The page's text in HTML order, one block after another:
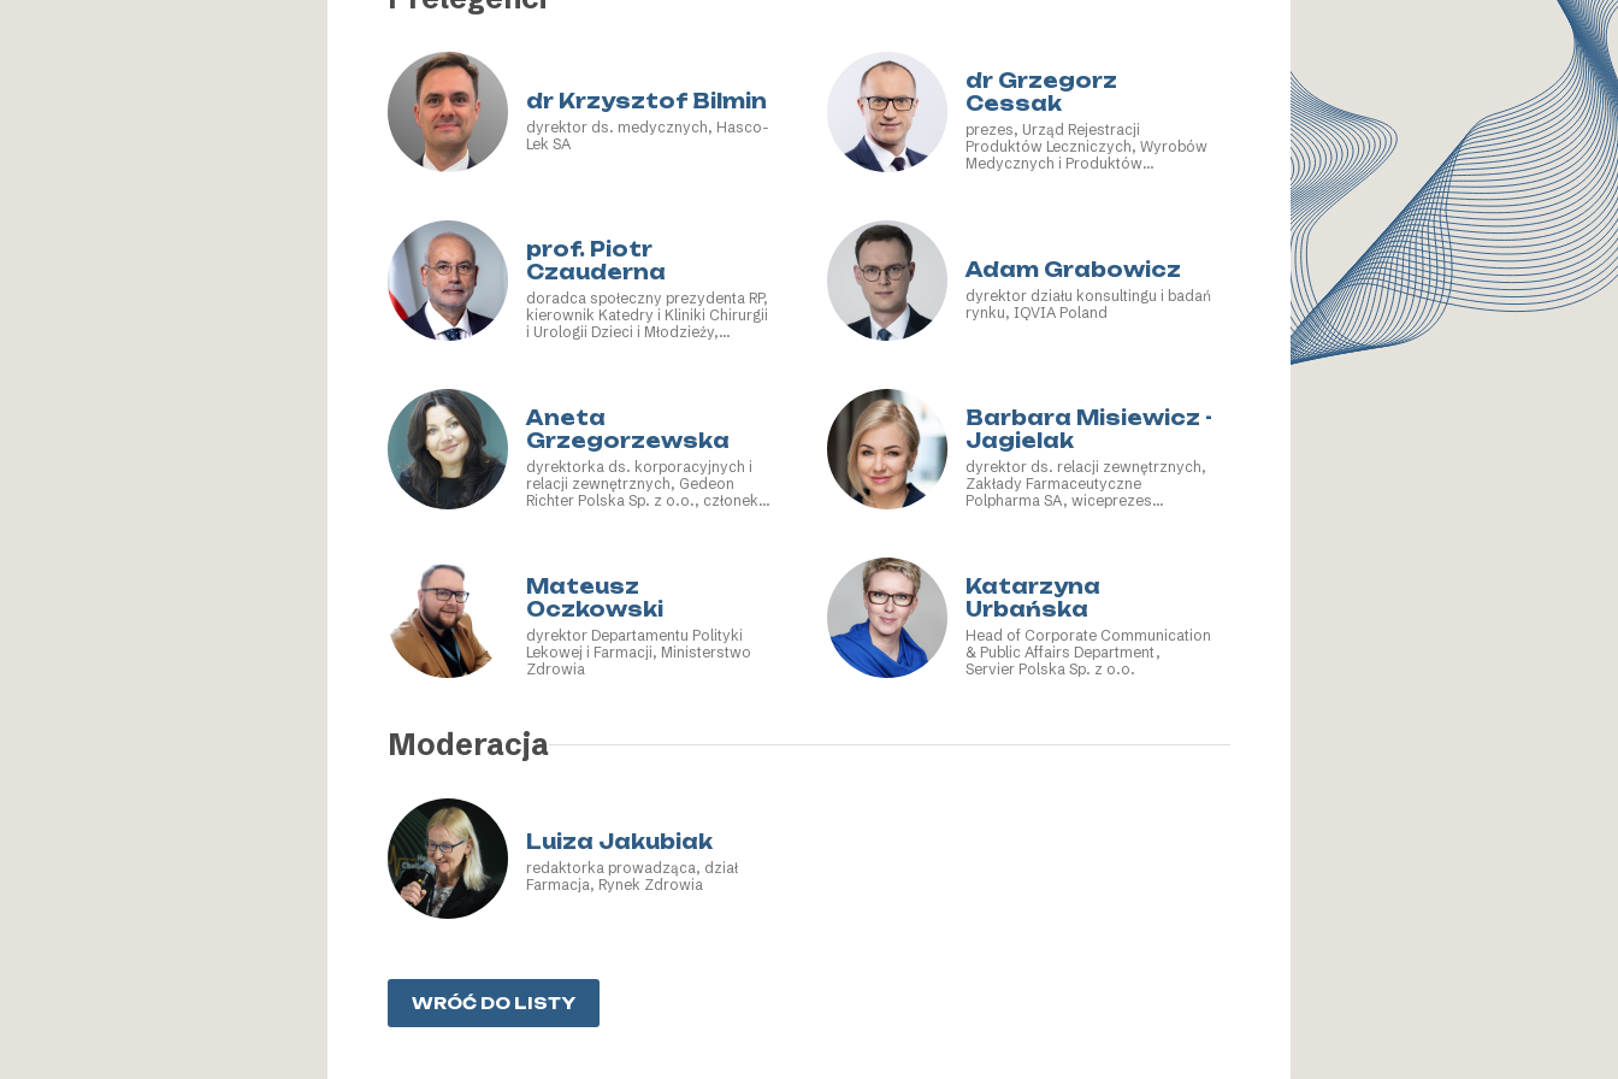
dr Krzysztof Bilmin
dyrektor ds. medycznych, Hasco-
Lek SA
dr Grzegorz
Cessak
prezes, Urząd Rejestracji
Produktów Leczniczych, Wyrobów
Medycznych i Produktów
prof. Piotr
Czauderna
doradca społeczny prezydenta RP,
kierownik Katedry i Kliniki Chirurgii
i Urologii Dzieci i Młodzieży,
Adam Grabowicz
dyrektor działu konsultingu i badań
rynku, IQVIA Poland
Aneta
Grzegorzewska
dyrektorka ds. korporacyjnych i
relacji zewnętrznych, Gedeon
Richter Polska Sp. z o.o., członek
Barbara Misiewicz -
Jagielak
dyrektor ds. relacji zewnętrznych,
Zakłady Farmaceutyczne
Polpharma SA, wiceprezes
Mateusz
Oczkowski
dyrektor Departamentu Polityki
Lekowej i Farmacji, Ministerstwo
Zdrowia
Katarzyna
Urbańska
Head of Corporate Communication
& Public Affairs Department,
Servier Polska Sp. z o.o.
Moderacja
Luiza Jakubiak
redaktorka prowadząca, dział
Farmacja, Rynek Zdrowia
WRÓĆ DO LISTY